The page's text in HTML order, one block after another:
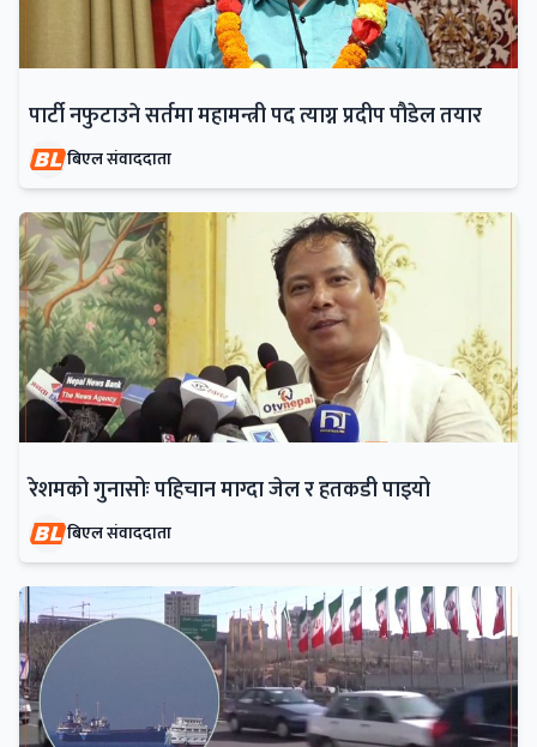
पार्टी नफुटाउने सर्तमा महामन्त्री पद त्याग्न प्रदीप पौडेल तयार
बिएल संवाददाता
रेशमको गुनासोः पहिचान माग्दा जेल र हतकडी पाइयो
बिएल संवाददाता